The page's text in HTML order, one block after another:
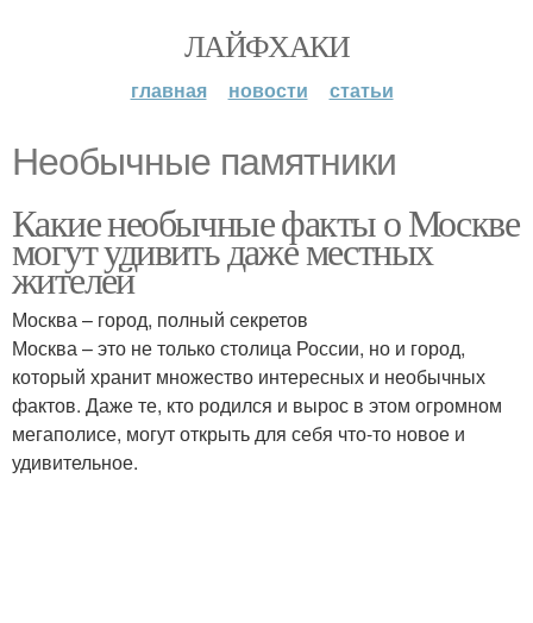
ЛАЙФХАКИ
главная новости статьи
Необычные памятники
Какие необычные факты о Москве
могут удивить даже местных
жителей
Москва – город, полный секретов
Москва – это не только столица России, но и город,
который хранит множество интересных и необычных
фактов. Даже те, кто родился и вырос в этом огромном
мегаполисе, могут открыть для себя что-то новое и
удивительное.